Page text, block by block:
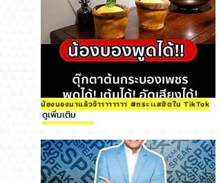
น้องบองมาแล้วจ้าาาาาาาา #กระเเสฮิตใน TikTok
ดูเพิ่มเติม